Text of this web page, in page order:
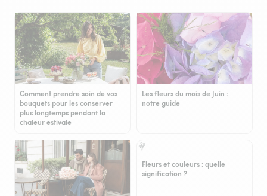
Comment prendre soin de vos
bouquets pour les conserver
plus longtemps pendant la
chaleur estivale
Les fleurs du mois de Juin :
notre guide
Fleurs et couleurs : quelle
signification ?